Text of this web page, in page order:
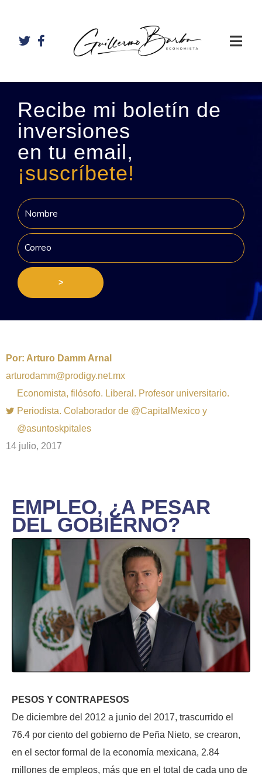
Recibe mi boletín de
inversiones
en tu email,
¡suscríbete!
>
Por: Arturo Damm Arnal
arturodamm@prodigy.net.mx
Economista, filósofo. Liberal. Profesor universitario.
Periodista. Colaborador de @CapitalMexico y
@asuntoskpitales
14 julio, 2017
EMPLEO, ¿A PESAR
DEL GOBIERNO?
PESOS Y CONTRAPESOS
De diciembre del 2012 a junio del 2017, trascurrido el
76.4 por ciento del gobierno de Peña Nieto, se crearon,
en el sector formal de la economía mexicana, 2.84
millones de empleos, más que en el total de cada uno de